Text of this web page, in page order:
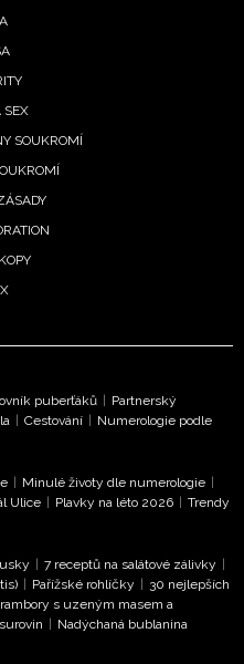
ODESLAT
sObchodními
SEX
SOUKROMÍ
puberťáků | Partnerský
| Cestování | Numerologie podle
| Minulé životy dle numerologie |
Ulice | Plavky na léto 2026 | Trendy
| 7 receptů na salátové zálivky |
| Pařížské rohlíčky | 30 nejlepších
s uzeným masem a
| Nadýchaná bublanina